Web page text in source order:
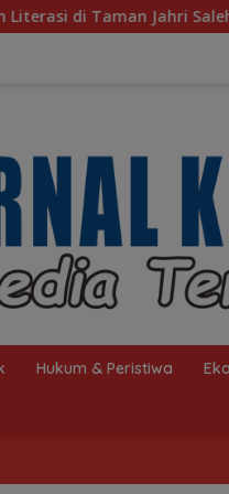
Komisi I DPRD
Hukum & Peristiwa